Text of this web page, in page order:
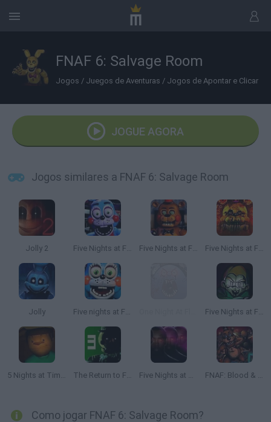
FNAF 6: Salvage Room
Jogos / Juegos de Aventuras / Jogos de Apontar e Clicar
JOGUE AGORA
Jogos similares a FNAF 6: Salvage Room
Jolly 2 Five Nights at Freddy's 2 Remaster Five Nights at Freddy's 3D Five Nights at Freddy's: Ultimate
Jolly Five nights at Freddy's 2 Five Nights at Fulp's
5 Nights at Timoha The Return to Freddy's 3 Five Nights at Diddy's (FNAD) FNAF: Blood & Gear
Como jogar FNAF 6: Salvage Room?